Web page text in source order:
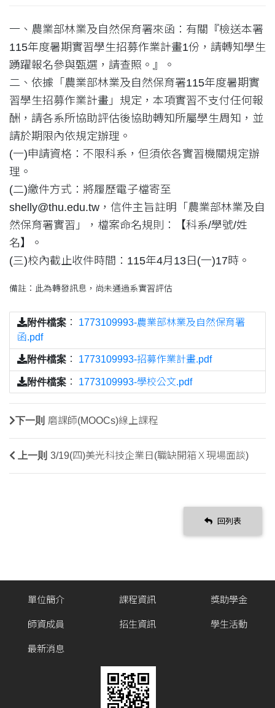
一、農業部林業及自然保育署來函：有關『檢送本署
115年度暑期實習學生招募作業計畫1份，請轉知學生
踴躍報名參與甄選，請查照。』。
二、依據「農業部林業及自然保育署115年度暑期實
習學生招募作業計畫」規定，本項實習不支付任何報
酬，請各系所協助評估後協助轉知所屬學生周知，並
請於期限內依規定辦理。
(一)申請資格：不限科系，但須依各實習機關規定辦
理。
(二)繳件方式：將履歷電子檔寄至
shelly@thu.edu.tw，信件主旨註明「農業部林業及自
然保育署實習」，檔案命名規則：【科系/學號/姓
名】。
(三)校內截止收件時間：115年4月13日(一)17時。
備註：此為轉發訊息，尚未通過系實習評估
附件檔案 ： 1773109993-農業部林業及自然保育署
函.pdf
附件檔案 ： 1773109993-招募作業計畫.pdf
附件檔案 ： 1773109993-學校公文.pdf
下一則 磨課師(MOOCs)線上課程
上一則 3/19(四)美光科技企業日(職缺開箱Ｘ現場面談)
回列表
單位簡介
師資成員
最新消息
課程資訊
招生資訊
獎助學金
學生活動